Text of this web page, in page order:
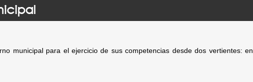
municipal para el ejercicio de sus competencias desde dos vertientes: en